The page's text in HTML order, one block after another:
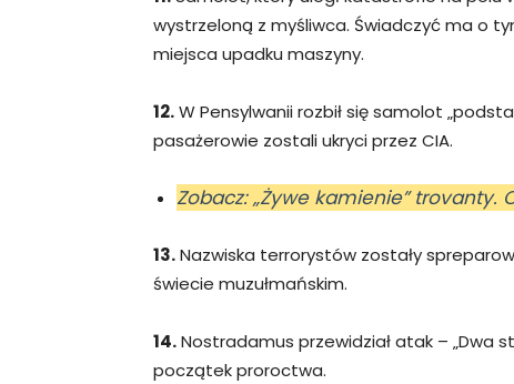
wystrzeloną z myśliwca. Świadczyć ma o
miejsca upadku maszyny.
12.W Pensylwanii rozbił się samolot
pasażerowie zostali ukryci przez CIA.
Zobacz: „Żywe kamienie” trovanty.
13.Nazwiska terrorystów zostały
świecie muzułmańskim.
14.Nostradamus przewidział atak – „Dwa
początek proroctwa.